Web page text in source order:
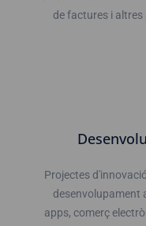
de factures i
Projectes
desenvolupament
apps, comerç